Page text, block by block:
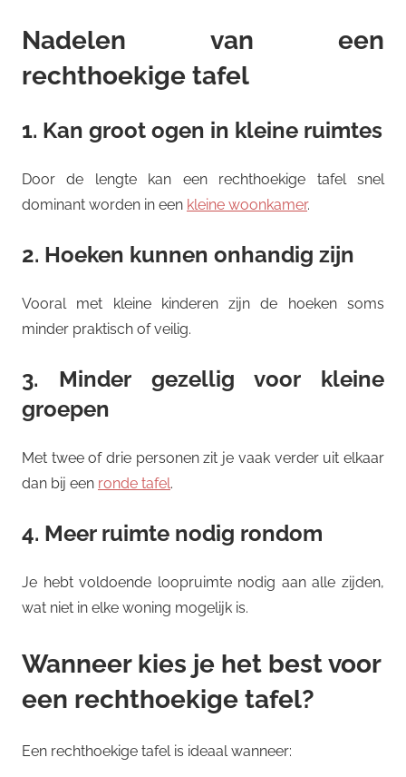
Nadelen van een
rechthoekige tafel
1. Kan groot ogen in kleine ruimtes
Door de lengte kan een rechthoekige tafel snel
dominant worden in een kleine woonkamer.
2. Hoeken kunnen onhandig zijn
Vooral met kleine kinderen zijn de hoeken soms
minder praktisch of veilig.
3. Minder gezellig voor kleine
groepen
Met twee of drie personen zit je vaak verder uit elkaar
dan bij een ronde tafel.
4. Meer ruimte nodig rondom
Je hebt voldoende loopruimte nodig aan alle zijden,
wat niet in elke woning mogelijk is.
Wanneer kies je het best voor
een rechthoekige tafel?
Een rechthoekige tafel is ideaal wanneer: